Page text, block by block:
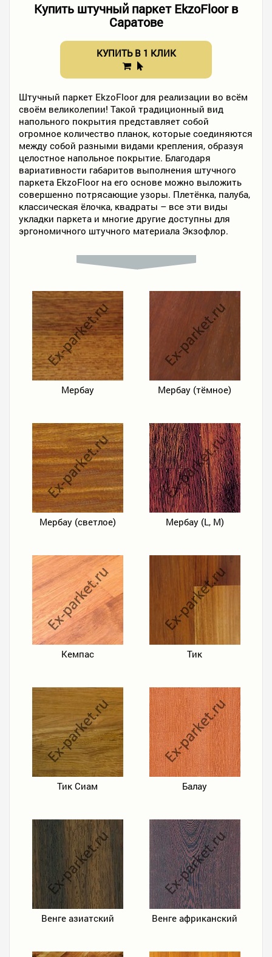
Купить штучный паркет EkzoFloor в
Саратове
КУПИТЬ В 1 КЛИК
Штучный паркет EkzoFloor для реализации во всём
своём великолепии! Такой традиционный вид
напольного покрытия представляет собой
огромное количество планок, которые соединяются
между собой разными видами крепления, образуя
целостное напольное покрытие. Благодаря
вариативности габаритов выполнения штучного
паркета EkzoFloor на его основе можно выложить
совершенно потрясающие узоры. Плетёнка, палуба,
классическая ёлочка, квадраты – все эти виды
укладки паркета и многие другие доступны для
эргономичного штучного материала Экзофлор.
Мербау Мербау (тёмное)
Мербау (светлое) Мербау (L, M)
Кемпас Тик
Тик Сиам Балау
Венге азиатский Венге африканский